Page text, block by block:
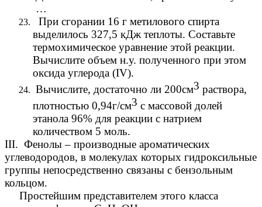
…
При сгорании 16 г метилового спирта
выделилось 327,5 кДж теплоты. Составьте
термохимическое уравнение этой реакции.
Вычислите объем н.у. полученного при этом
оксида углерода (IV).
Вычислите, достаточно ли 200см3 раствора,
плотностью 0,94г/см3 с массовой долей
этанола 96% для реакции с натрием
количеством 5 моль.
III. Фенолы – производные ароматических
углеводородов, в молекулах которых гидроксильные
группы непосредственно связаны с бензольным
кольцом.
Простейшим представителем этого класса